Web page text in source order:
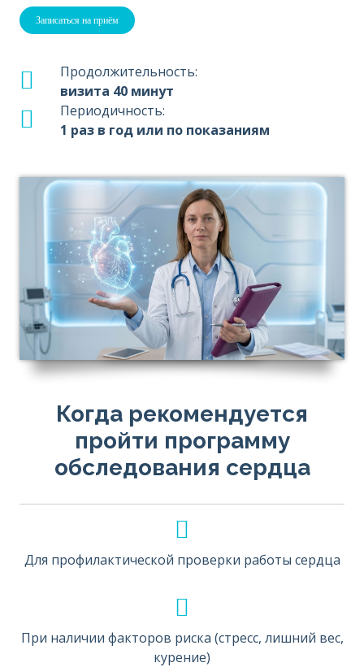
Записаться на приём
Продолжительность:
визита 40 минут
Периодичность:
1 раз в год или по показаниям
Когда рекомендуется
пройти программу
обследования сердца
Для профилактической проверки работы сердца
При наличии факторов риска (стресс, лишний вес,
курение)